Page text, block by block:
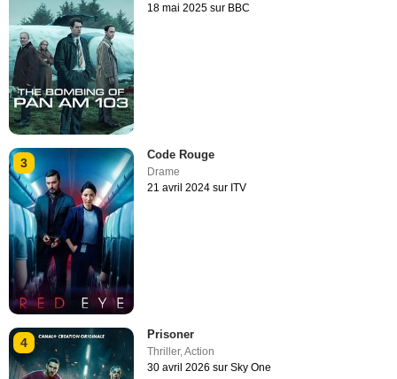
18 mai 2025 sur BBC
3
Code Rouge
Drame
21 avril 2024 sur ITV
4
Prisoner
Thriller,Action
30 avril 2026 sur Sky One